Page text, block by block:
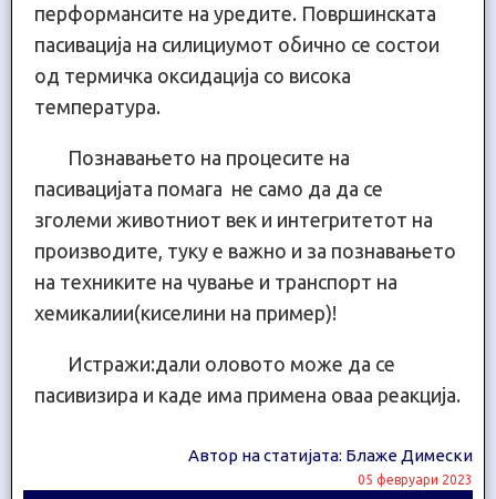
перформансите на уредите. Површинската
пасивација на силициумот обично се состои
од термичка оксидација со висока
температура.
Познавањето на процесите на
пасивацијата помага не само да да се
зголеми животниот век и интегритетот на
производите, туку е важно и за познавањето
на техниките на чување и транспорт на
хемикалии(киселини на пример)!
Истражи:дали оловото може да се
пасивизира и каде има примена оваа реакција.
Автор на статијата: Блаже Димески
05 февруари 2023